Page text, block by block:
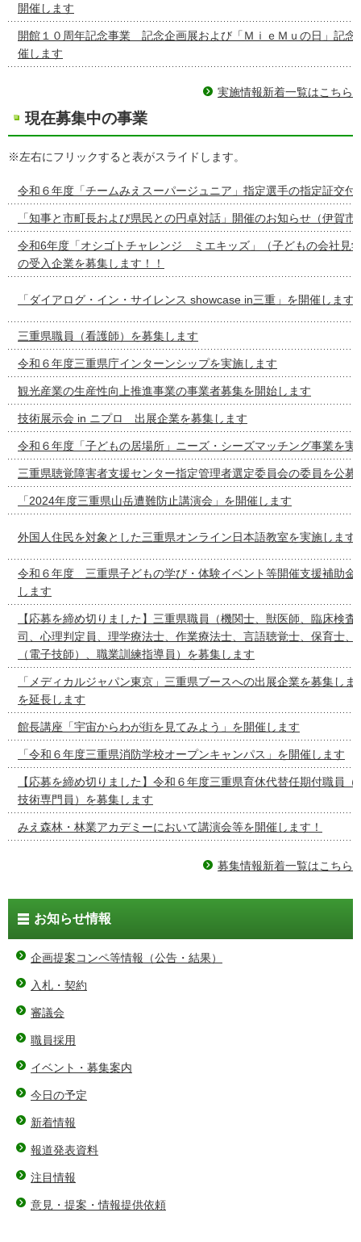
開催します
開館１０周年記念事業 記念企画展および「ＭｉｅＭｕの日」記念
催します
実施情報新着一覧はこちら
現在募集中の事業
※左右にフリックすると表がスライドします。
令和６年度「チームみえスーパージュニア」指定選手の指定証交付
「知事と市町長および県民との円卓対話」開催のお知らせ（伊賀市
令和6年度「オシゴトチャレンジ ミエキッズ」（子どもの会社見
の受入企業を募集します！！
「ダイアログ・イン・サイレンス showcase in三重」を開催します
三重県職員（看護師）を募集します
令和６年度三重県庁インターンシップを実施します
観光産業の生産性向上推進事業の事業者募集を開始します
技術展示会 in ニプロ 出展企業を募集します
令和６年度「子どもの居場所」ニーズ・シーズマッチング事業を実
三重県聴覚障害者支援センター指定管理者選定委員会の委員を公募
「2024年度三重県山岳遭難防止講演会」を開催します
外国人住民を対象とした三重県オンライン日本語教室を実施します
令和６年度 三重県子どもの学び・体験イベント等開催支援補助金
します
【応募を締め切りました】三重県職員（機関士、獣医師、臨床検
司、心理判定員、理学療法士、作業療法士、言語聴覚士、保育士、
（電子技師）、職業訓練指導員）を募集します
「メディカルジャパン東京」三重県ブースへの出展企業を募集し
を延長します
館長講座「宇宙からわが街を見てみよう」を開催します
「令和６年度三重県消防学校オープンキャンパス」を開催します
【応募を締め切りました】令和６年度三重県育休代替任期付職員
技術専門員）を募集します
みえ森林・林業アカデミーにおいて講演会等を開催します！
募集情報新着一覧はこちら
お知らせ情報
企画提案コンペ等情報（公告・結果）
入札・契約
審議会
職員採用
イベント・募集案内
今日の予定
新着情報
報道発表資料
注目情報
意見・提案・情報提供依頼